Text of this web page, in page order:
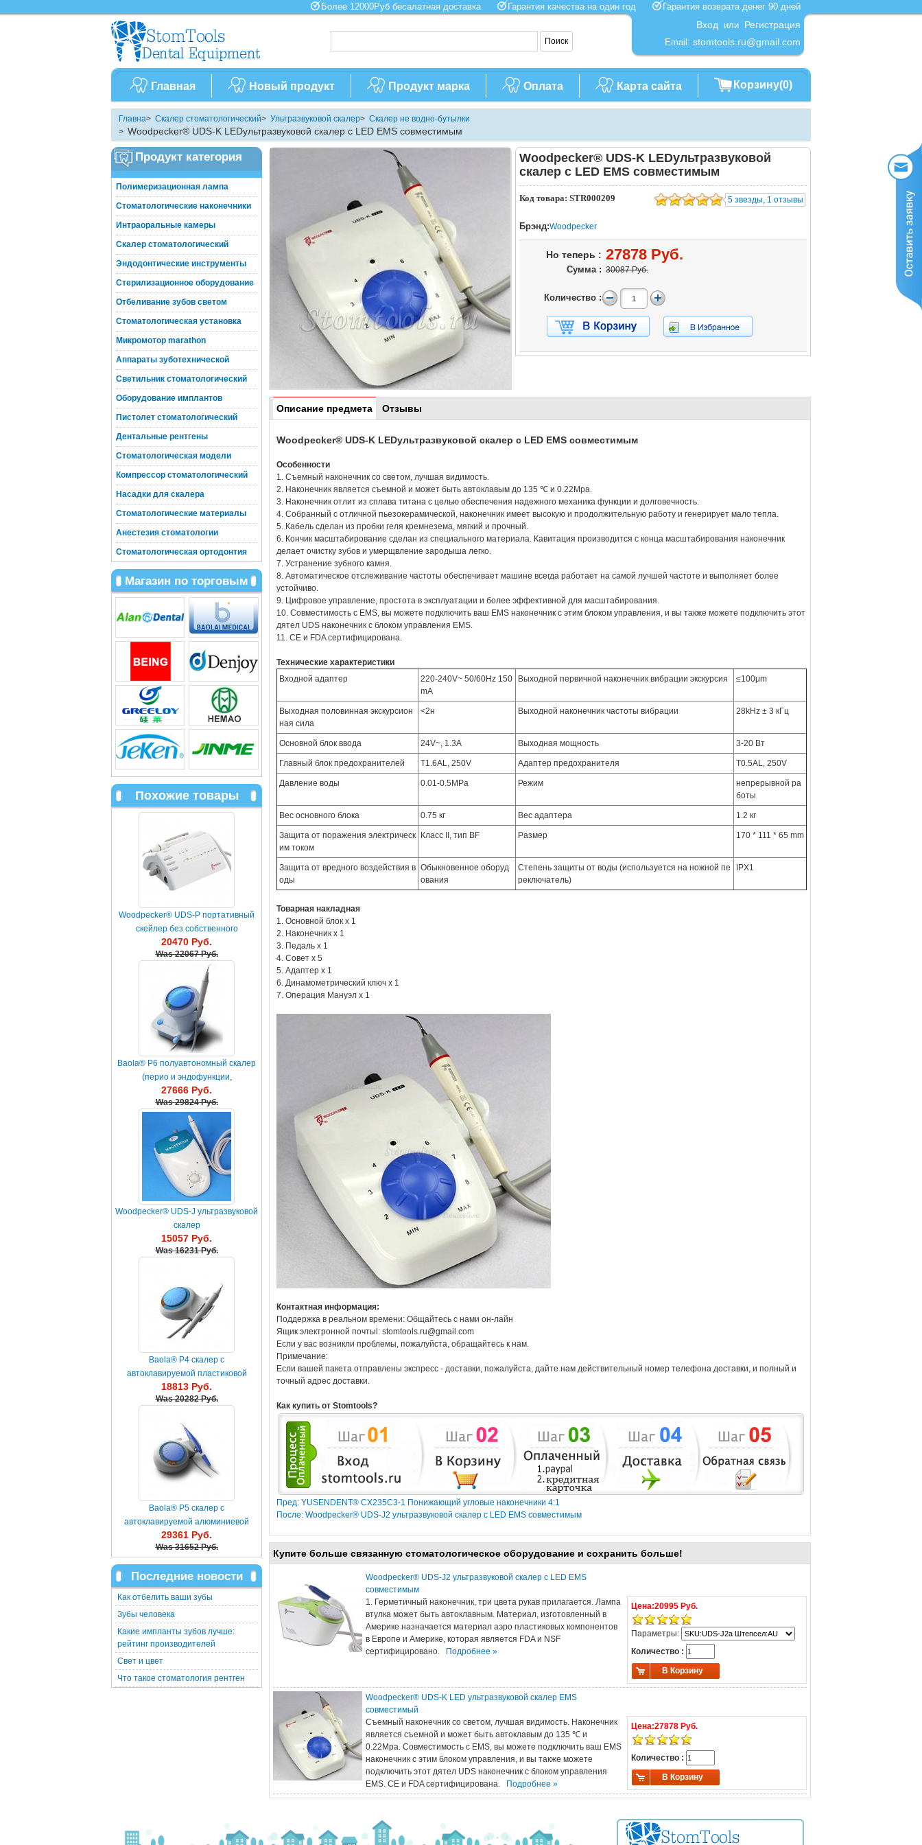
Более 12000Руб бесалатная доставка Гарантия качества на один год Гарантия возврата денег 90 дней
Вход или Регистрация
Email: stomtools.ru@gmail.com
Главная Новый продукт Продукт марка Оплата Карта сайта Корзину(0)
Главна> Скалер стоматологический> Ультразвуковой скалер> Скалер не водно-бутылки
> Woodpecker® UDS-K LEDультразвуковой скалер с LED EMS совместимым
Woodpecker® UDS-K LEDультразвуковой
скалер с LED EMS совместимым
Код товара: STR000209 5 звезды, 1 отзывы
Брэнд:Woodpecker
Но теперь : 27878 Руб.
Сумма : 30087 Руб.
Количество :
Описание предмета Отзывы
Woodpecker® UDS-K LEDультразвуковой скалер с LED EMS совместимым
Особенности
1. Съемный наконечник со светом, лучшая видимость.
2. Наконечник является съемной и может быть автоклавым до 135 ℃ и 0.22Mpa.
3. Наконечник отлит из сплава титана с целью обеспечения надежного механика функции и долговечность.
4. Собранный с отличной пьезокерамической, наконечник имеет высокую и продолжительную работу и генерирует мало тепла.
5. Кабель сделан из пробки геля кремнезема, мягкий и прочный.
6. Кончик масштабирование сделан из специального материала. Кавитация производится с конца масштабирования наконечник
делает очистку зубов и умерщвление зародыша легко.
7. Устранение зубного камня.
8. Автоматическое отслеживание частоты обеспечивает машине всегда работает на самой лучшей частоте и выполняет более
устойчиво.
9. Цифровое управление, простота в эксплуатации и более эффективной для масштабирования.
10. Совместимость с EMS, вы можете подключить ваш EMS наконечник с этим блоком управления, и вы также можете подключить этот
дятел UDS наконечник с блоком управления EMS.
11. CE и FDA сертифицирована.
Технические характеристики
Входной адаптер
220-240V~ 50/60Hz 150
mA
Выходной первичной наконечник вибрации экскурсия ≤100μm
Выходная половинная экскурсион
ная сила
<2н Выходной наконечник частоты вибрации 28kHz ± 3 кГц
Основной блок ввода 24V~, 1.3A Выходная мощность 3-20 Вт
Главный блок предохранителей T1.6AL, 250V Адаптер предохранителя T0.5AL, 250V
Давление воды 0.01-0.5MPa Режим
непрерывной ра
боты
Вес основного блока 0.75 кг Вес адаптера 1.2 кг
Защита от поражения электрическ
им током
Класс II, тип BF Размер 170 * 111 * 65 mm
Защита от вредного воздействия в
оды
Обыкновенное оборуд
ования
Степень защиты от воды (используется на ножной пе
реключатель)
IPX1
Товарная накладная
1. Основной блок x 1
2. Наконечник x 1
3. Педаль x 1
4. Совет x 5
5. Адаптер x 1
6. Динамометрический ключ x 1
7. Операция Мануэл x 1
Контактная информация:
Поддержка в реальном времени: Общайтесь с нами он-лайн
Ящик электронной почтыl: stomtools.ru@gmail.com
Если у вас возникли проблемы, пожалуйста, обращайтесь к нам.
Примечание:
Если вашей пакета отправлены экспресс - доставки, пожалуйста, дайте нам действительный номер телефона доставки, и полный и
точный адрес доставки.
Как купить от Stomtools?
Пред: YUSENDENT® CX235C3-1 Понижающий угловые наконечники 4:1
После: Woodpecker® UDS-J2 ультразвуковой скалер с LED EMS совместимым
Купите больше связанную стоматологическое оборудование и сохранить больше!
Woodpecker® UDS-J2 ультразвуковой скалер с LED EMS
совместимым
1. Герметичный наконечник, три цвета рукав прилагается. Лампа
втулка может быть автоклавным. Материал, изготовленный в
Америке назначается материал аэро пластиковых компонентов
в Европе и Америке, которая является FDA и NSF
сертифицировано.
Подробнее »
Цена:20995 Руб.
Параметры:
Количество :
В Корзину
Woodpecker® UDS-K LED ультразвуковой скалер EMS
совместимый
Съемный наконечник со светом, лучшая видимость. Наконечник
является съемной и может быть автоклавым до 135 ℃ и
0.22Mpa. Совместимость с EMS, вы можете подключить ваш EMS
наконечник с этим блоком управления, и вы также можете
подключить этот дятел UDS наконечник с блоком управления
EMS. CE и FDA сертифицирована.
Подробнее »
Цена:27878 Руб.
Количество :
В Корзину
Продукт категория
Полимеризационная лампа
Стоматологические наконечники
Интраоральные камеры
Скалер стоматологический
Эндодонтические инструменты
Стерилизационное оборудование
Отбеливание зубов светом
Стоматологическая установка
Микромотор marathon
Аппараты зуботехнической
Светильник стоматологический
Оборудование имплантов
Пистолет стоматологический
Дентальные рентгены
Стоматологическая модели
Компрессор стоматологический
Насадки для скалера
Стоматологические материалы
Анестезия стоматологии
Стоматологическая ортодонтия
Магазин по торговым
Похожие товары
Woodpecker® UDS-P портативный
скейлер без собственного
резервуара для жидкости
20470 Руб.
Was22067 Руб.
Baola® P6 полуавтономный скалер
(перио и эндофункции,
автоклавируемая пластикова...
27666 Руб.
Was29824 Руб.
Woodpecker® UDS-J ультразвуковой
скалер
15057 Руб.
Was16231 Руб.
Baola® P4 скалер с
автоклавируемой пластиковой
ручкой
18813 Руб.
Was20282 Руб.
Baola® P5 скалер с
автоклавируемой алюминиевой
ручкой
29361 Руб.
Was31652 Руб.
Последние новости
Как отбелить ваши зубы
Зубы человека
Какие импланты зубов лучше:
рейтинг производителей
Свет и цвет
Что такое стоматология рентген